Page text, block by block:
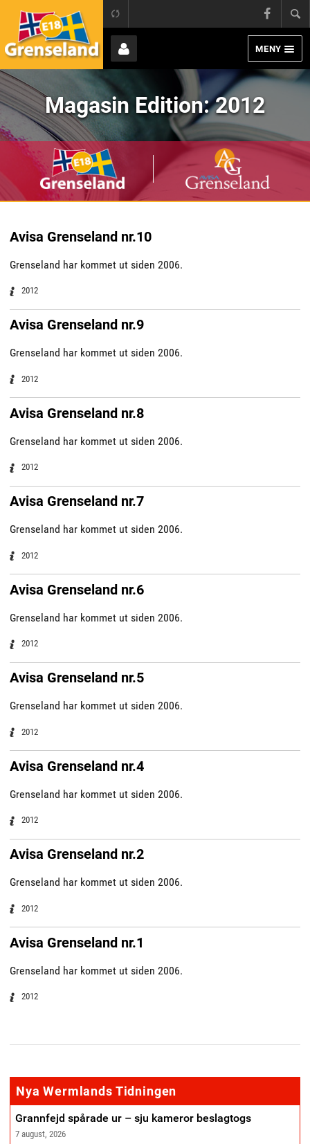
E18 Grenseland
Page
MENY
Magasin Edition:2012
Grenseland
Avisa
Avisa Grenseland nr.10
Grenseland har kommet ut siden 2006.
2012
Avisa Grenseland nr.9
Grenseland har kommet ut siden 2006.
2012
Avisa Grenseland nr.8
Grenseland har kommet ut siden 2006.
2012
Avisa Grenseland nr.7
Grenseland har kommet ut siden 2006.
2012
Avisa Grenseland nr.6
Grenseland har kommet ut siden 2006.
2012
Avisa Grenseland nr.5
Grenseland har kommet ut siden 2006.
2012
Avisa Grenseland nr.4
Grenseland har kommet ut siden 2006.
2012
Avisa Grenseland nr.2
Grenseland har kommet ut siden 2006.
2012
Avisa Grenseland nr.1
Grenseland har kommet ut siden 2006.
2012
Nya Wermlands Tidningen
Grannfejd spårade ur – sju kameror beslagtogs
7 august, 2026